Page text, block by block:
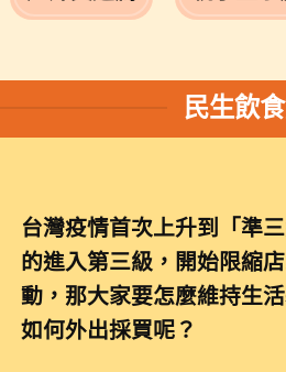
民生飲
台灣疫情首次上升到「準
的進入第三級，開始限縮
動，那大家要怎麼維持生
如何外出採買呢？